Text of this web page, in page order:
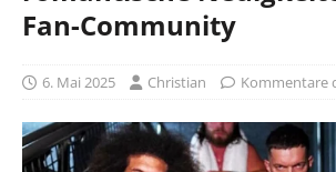
Fan-Community
6. Mai 2025 Christian Kommentare